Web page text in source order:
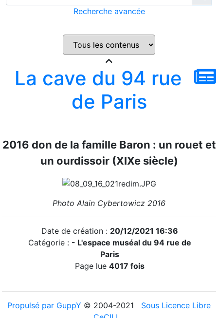
Recherche avancée
La cave du 94 rue
de Paris
2016 don de la famille Baron : un rouet et
un ourdissoir (XIXe siècle)
Photo Alain Cybertowicz 2016
Date de création : 20/12/2021 16:36
Catégorie : - L'espace muséal du 94 rue de
Paris
Page lue 4017 fois
Propulsé par GuppY © 2004-2021
Sous Licence Libre